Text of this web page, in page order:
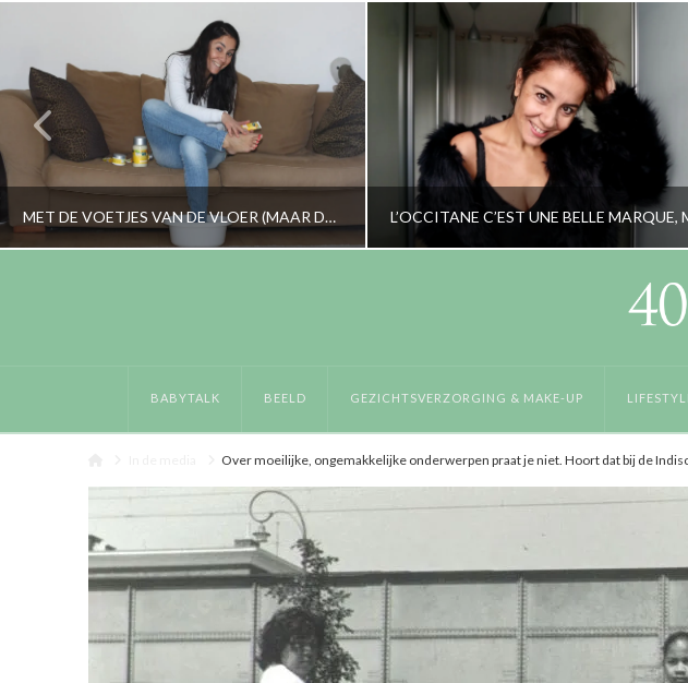
MET DE VOETJES VAN DE VLOER (MAAR DAN NET EVEN ANDERS)
BABYTALK BEELD GEZICHTSVERZORGING & MAKE-UP
Over moeilijke, ongemakkelijke onderwerpen praat je niet. Hoort dat bij de